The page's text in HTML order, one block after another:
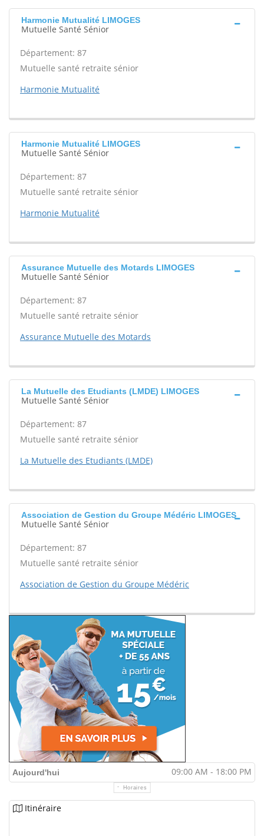
Harmonie Mutualité LIMOGES
Mutuelle Santé Sénior
Département: 87
Mutuelle santé retraite sénior
Harmonie Mutualité
Harmonie Mutualité LIMOGES
Mutuelle Santé Sénior
Département: 87
Mutuelle santé retraite sénior
Harmonie Mutualité
Assurance Mutuelle des Motards LIMOGES
Mutuelle Santé Sénior
Département: 87
Mutuelle santé retraite sénior
Assurance Mutuelle des Motards
La Mutuelle des Etudiants (LMDE) LIMOGES
Mutuelle Santé Sénior
Département: 87
Mutuelle santé retraite sénior
La Mutuelle des Etudiants (LMDE)
Association de Gestion du Groupe Médéric LIMOGES
Mutuelle Santé Sénior
Département: 87
Mutuelle santé retraite sénior
Association de Gestion du Groupe Médéric
Aujourd'hui 09:00 AM - 18:00 PM
Horaires
Itinéraire